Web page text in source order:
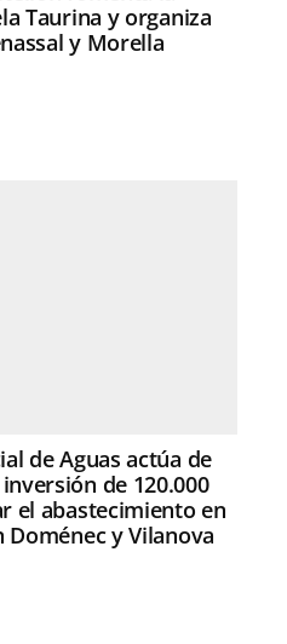
Taurina y organiza
y Morella
de Aguas actúa de
de 120.000
el abastecimiento en
Doménec y Vilanova